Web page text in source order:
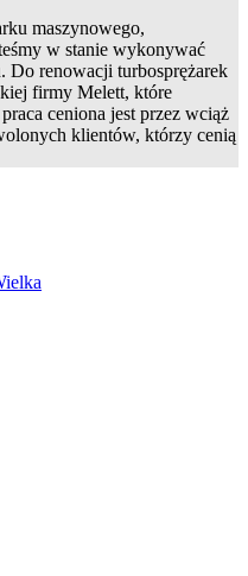
maszynowego,
w stanie wykonywać
Do renowacji turbosprężarek
firmy Melett, które
ceniona jest przez wciąż
klientów, którzy cenią